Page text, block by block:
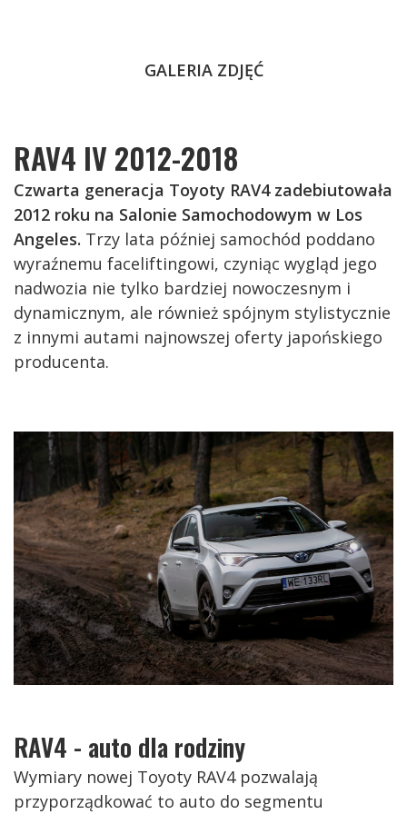
GALERIA ZDJĘĆ
RAV4 IV 2012-2018
Czwarta generacja Toyoty RAV4 zadebiutowała
2012 roku na Salonie Samochodowym w Los
Angeles. Trzy lata później samochód poddano
wyraźnemu faceliftingowi, czyniąc wygląd jego
nadwozia nie tylko bardziej nowoczesnym i
dynamicznym, ale również spójnym stylistycznie
z innymi autami najnowszej oferty japońskiego
producenta.
RAV4 - auto dla rodziny
Wymiary nowej Toyoty RAV4 pozwalają
przyporządkować to auto do segmentu